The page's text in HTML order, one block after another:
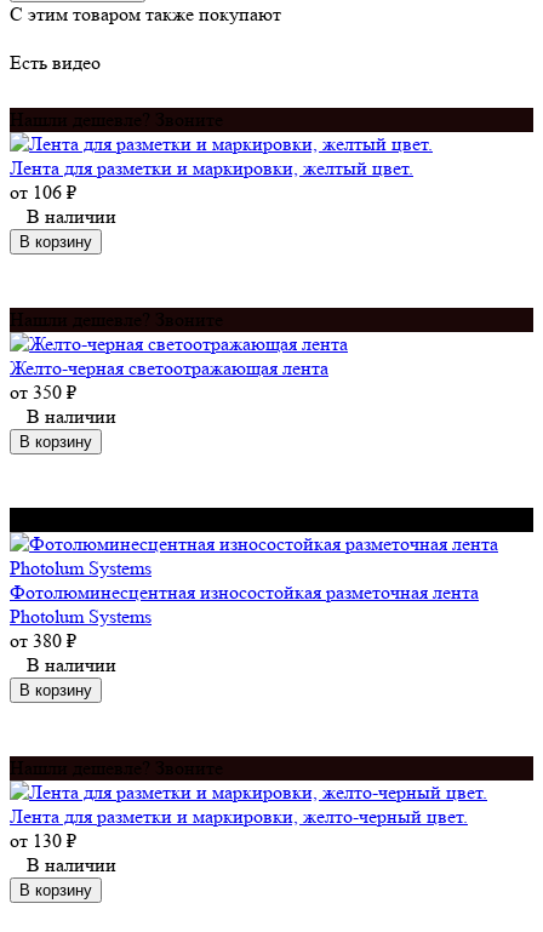
C этим товаром также покупают
Есть видео
Нашли дешевле? Звоните
Лента для разметки и маркировки, желтый цвет.
от 106 ₽
В наличии
В корзину
Нашли дешевле? Звоните
Желто-черная светоотражающая лента
от 350 ₽
В наличии
В корзину
Фотолюминесцентная износостойкая разметочная лента
Photolum Systems
от 380 ₽
В наличии
В корзину
Нашли дешевле? Звоните
Лента для разметки и маркировки, желто-черный цвет.
от 130 ₽
В наличии
В корзину